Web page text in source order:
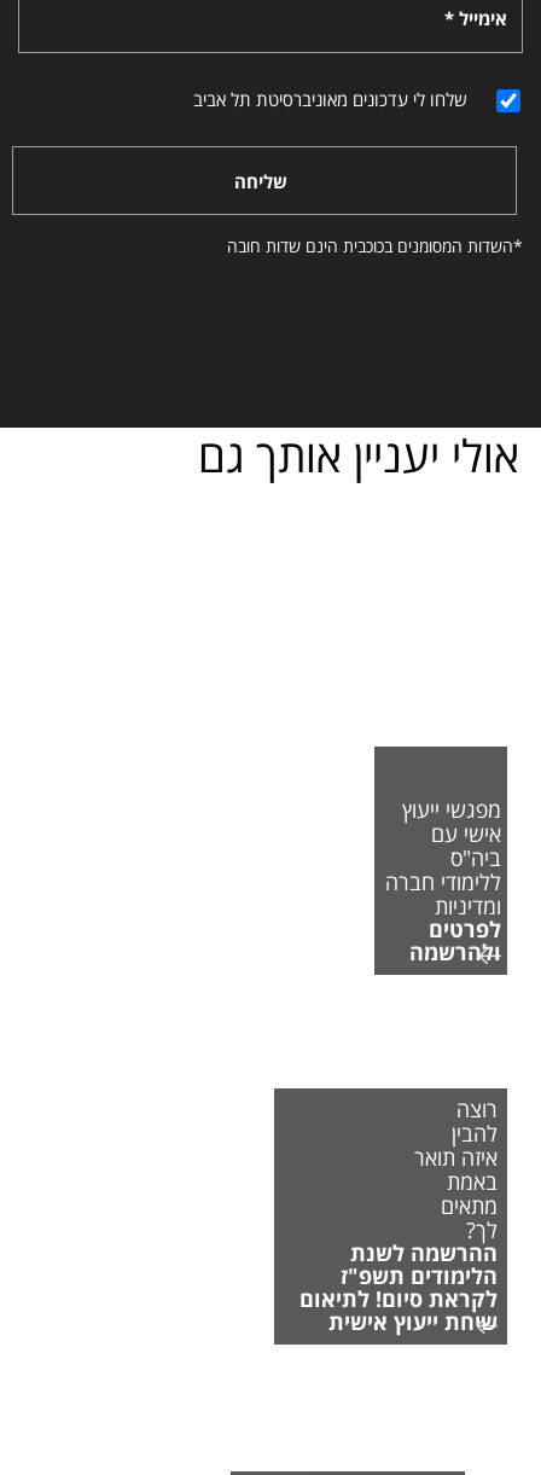
אימייל *
שלחו לי עדכונים מאוניברסיטת תל אביב
שליחה
*השדות המסומנים בכוכבית הינם שדות חובה
אולי יעניין אותך גם
מפגשי ייעוץ
אישי עם
ביה"ס
ללימודי חברה
ומדיניות
לפרטים
ולהרשמה
רוצה
להבין
איזה תואר
באמת
מתאים
לך?
ההרשמה לשנת
הלימודים תשפ"ז
לקראת סיום! לתיאום
שיחת ייעוץ אישית